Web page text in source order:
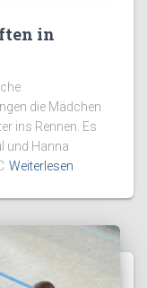
in
die Mädchen
ins Rennen. Es
und Hanna
Weiterlesen